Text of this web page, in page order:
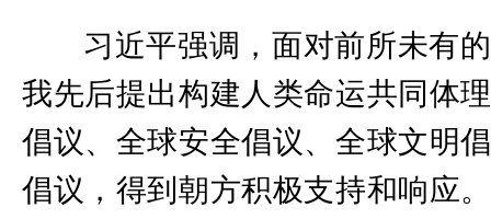
习近平强调，面对前所未有
我先后提出构建人类命运共同体
倡议、全球安全倡议、全球文明
倡议，得到朝方积极支持和响应